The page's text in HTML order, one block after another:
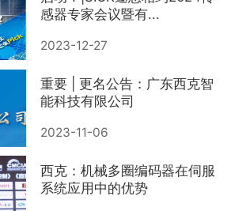
感器专家会议暨有...
2023-12-27
重要 | 更名公告：广东西克智
能科技有限公司
2023-11-06
西克：机械多圈编码器在伺服
系统应用中的优势